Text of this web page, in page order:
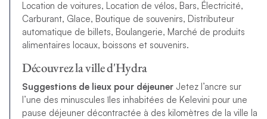
Location de voitures, Location de vélos, Bars, Électricité,
Carburant, Glace, Boutique de souvenirs, Distributeur
automatique de billets, Boulangerie, Marché de produits
alimentaires locaux, boissons et souvenirs.
Découvrez la ville d'Hydra
Suggestions de lieux pour déjeunerJetez l’ancre sur
l’une des minuscules îles inhabitées de Kelevini pour une
pause déjeuner décontractée à des kilomètres de la ville la